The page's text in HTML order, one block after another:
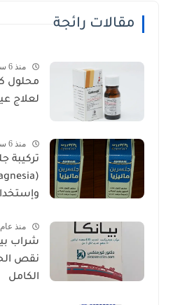
مقالات رائجة
منذ 6 سنة
لعلاج
منذ 6 سنة
تركيبة
منذ عام
نقص
الكامل